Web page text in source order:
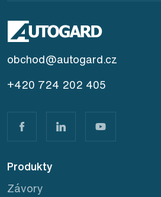
obchod@autogard.cz
+420 724 202 405
Produkty
Závory